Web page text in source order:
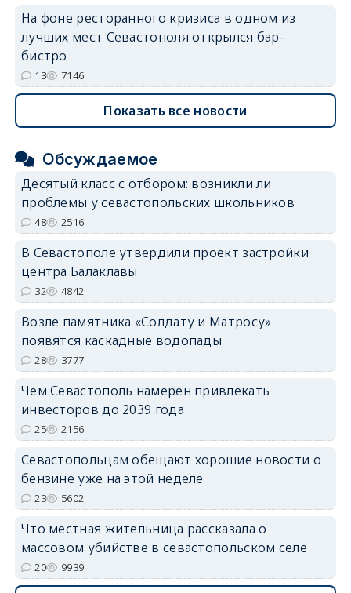
На фоне ресторанного кризиса в одном из
лучших мест Севастополя открылся бар-
бистро
13 7146
Показать все новости
Обсуждаемое
Десятый класс с отбором: возникли ли
проблемы у севастопольских школьников
48 2516
В Севастополе утвердили проект застройки
центра Балаклавы
32 4842
Возле памятника «Солдату и Матросу»
появятся каскадные водопады
28 3777
Чем Севастополь намерен привлекать
инвесторов до 2039 года
25 2156
Севастопольцам обещают хорошие новости о
бензине уже на этой неделе
23 5602
Что местная жительница рассказала о
массовом убийстве в севастопольском селе
20 9939